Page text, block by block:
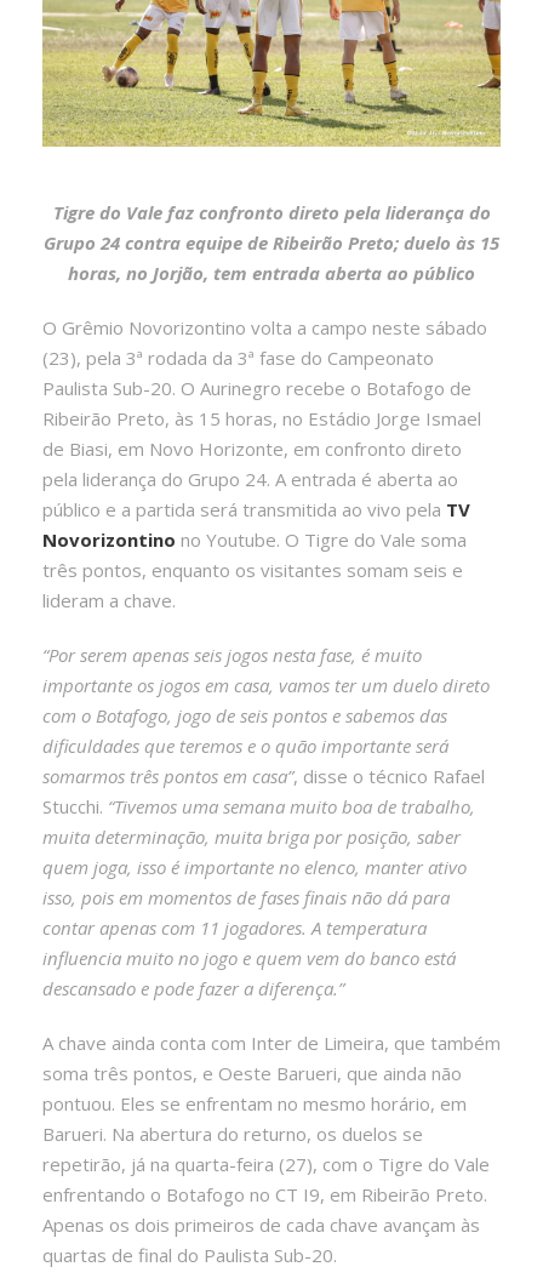
Tigre do Vale faz confronto direto pela liderança do
Grupo 24 contra equipe de Ribeirão Preto; duelo às 15
horas, no Jorjão, tem entrada aberta ao público
O Grêmio Novorizontino volta a campo neste sábado
(23), pela 3ª rodada da 3ª fase do Campeonato
Paulista Sub-20. O Aurinegro recebe o Botafogo de
Ribeirão Preto, às 15 horas, no Estádio Jorge Ismael
de Biasi, em Novo Horizonte, em confronto direto
pela liderança do Grupo 24. A entrada é aberta ao
público e a partida será transmitida ao vivo pela TV
Novorizontino no Youtube. O Tigre do Vale soma
três pontos, enquanto os visitantes somam seis e
lideram a chave.
“Por serem apenas seis jogos nesta fase, é muito
importante os jogos em casa, vamos ter um duelo direto
com o Botafogo, jogo de seis pontos e sabemos das
dificuldades que teremos e o quão importante será
somarmos três pontos em casa”, disse o técnico Rafael
Stucchi. “Tivemos uma semana muito boa de trabalho,
muita determinação, muita briga por posição, saber
quem joga, isso é importante no elenco, manter ativo
isso, pois em momentos de fases finais não dá para
contar apenas com 11 jogadores. A temperatura
influencia muito no jogo e quem vem do banco está
descansado e pode fazer a diferença.”
A chave ainda conta com Inter de Limeira, que também
soma três pontos, e Oeste Barueri, que ainda não
pontuou. Eles se enfrentam no mesmo horário, em
Barueri. Na abertura do returno, os duelos se
repetirão, já na quarta-feira (27), com o Tigre do Vale
enfrentando o Botafogo no CT I9, em Ribeirão Preto.
Apenas os dois primeiros de cada chave avançam às
quartas de final do Paulista Sub-20.